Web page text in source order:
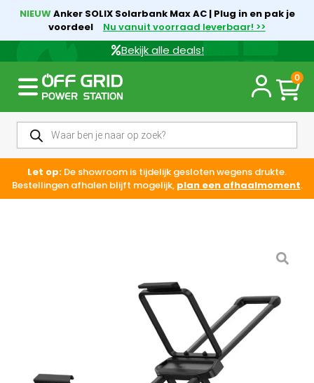
NIEUWAnker SOLIX Solarbank Max AC | Plug in en pak je
voordeel
Nu vanuit voorraad leverbaar! >>
Bekijk alle deals!
0
Let op: De showroom is tijdelijk gesloten wegens drukte.
Bestellingen afhalen blijft mogelijk, plan een afhaalmoment.